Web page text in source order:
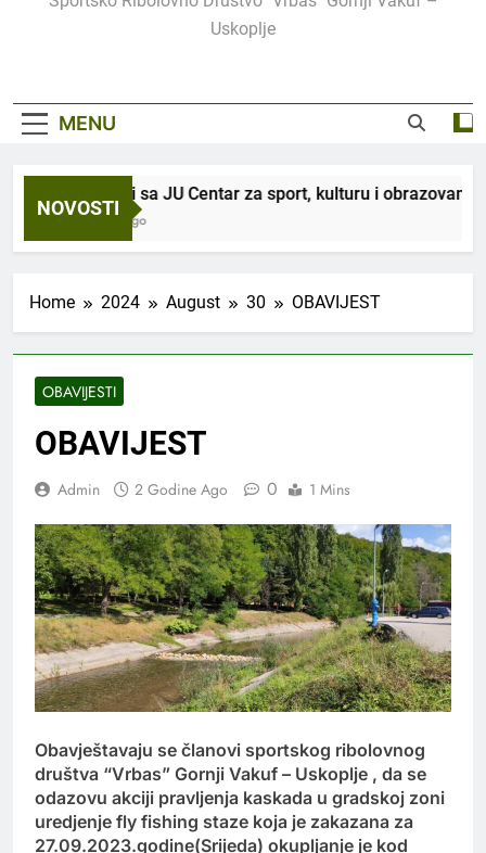
Uskoplje
MENU
NOVOSTI
U saradnji sa JU Centar za sport, kulturu i
3 Sedmice Ago
Home 2024 August 30 OBAVIJEST
OBAVIJESTI
OBAVIJEST
Admin 2 Godine Ago 0 1 Mins
Obavještavaju se članovi sportskog ribolovnog
društva “Vrbas” Gornji Vakuf – Uskoplje , da se
odazovu akciji pravljenja kaskada u gradskoj zoni
uredjenje fly fishing staze koja je zakazana za
27.09.2023.godine(Srijeda) okupljanje je kod